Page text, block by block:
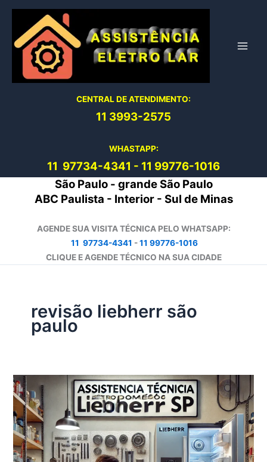
conteúdo
CENTRAL DE ATENDIMENTO:
11 3993-2575
WHASTAPP:
11 97734-4341 - 11 99776-1016
São Paulo - grande São Paulo
ABC Paulista - Interior - Sul de Minas
AGENDE SUA VISITA TÉCNICA PELO WHATSAPP:
11 97734-4341 -11 99776-1016
CLIQUE E AGENDE TÉCNICO NA SUA CIDADE
revisão liebherr são
paulo